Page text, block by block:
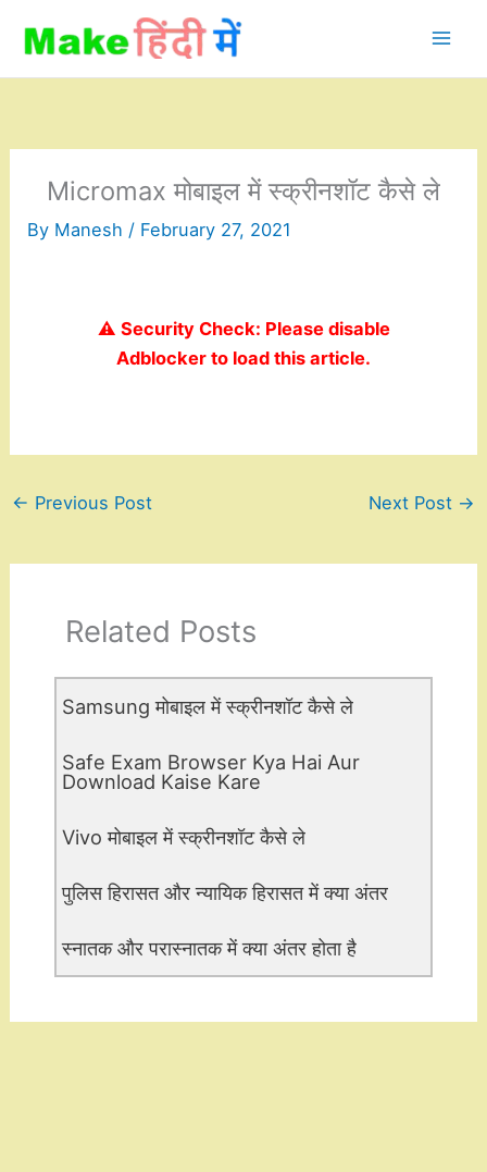
content
Micromax मोबाइल में स्क्रीनशॉट कैसे ले
By Manesh / February 27, 2021
⚠️ Security Check: Please disable
Adblocker to load this article.
← Previous Post Next Post →
Related Posts
Samsung मोबाइल में स्क्रीनशॉट कैसे ले
Safe Exam Browser Kya Hai Aur
Download Kaise Kare
Vivo मोबाइल में स्क्रीनशॉट कैसे ले
पुलिस हिरासत और न्यायिक हिरासत में क्या अंतर
स्नातक और परास्नातक में क्या अंतर होता है